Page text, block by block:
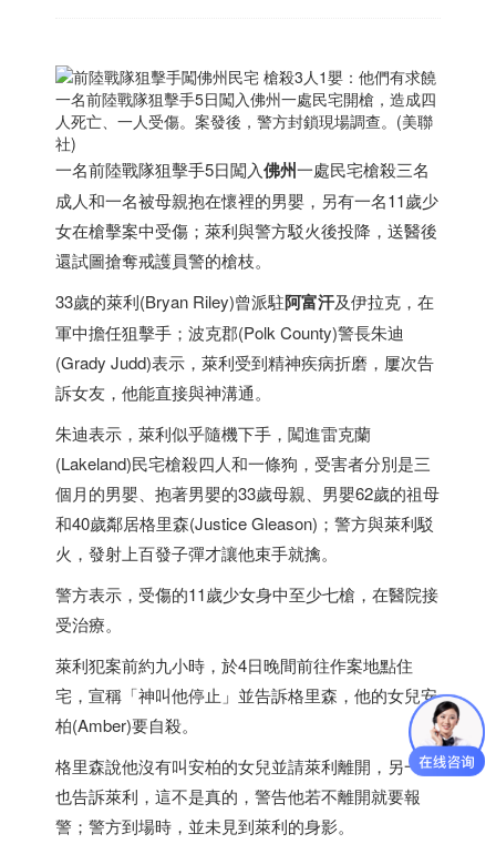
一名前陸戰隊狙擊手5日闖入佛州一處民宅開槍，造成四
人死亡、一人受傷。案發後，警方封鎖現場調查。(美聯
社)
一名前陸戰隊狙擊手5日闖入佛州一處民宅槍殺三名
成人和一名被母親抱在懷裡的男嬰，另有一名11歲少
女在槍擊案中受傷；萊利與警方駁火後投降，送醫後
還試圖搶奪戒護員警的槍枝。
33歲的萊利(Bryan Riley)曾派駐阿富汗及伊拉克，在
軍中擔任狙擊手；波克郡(Polk County)警長朱迪
(Grady Judd)表示，萊利受到精神疾病折磨，屢次告
訴女友，他能直接與神溝通。
朱迪表示，萊利似乎隨機下手，闖進雷克蘭
(Lakeland)民宅槍殺四人和一條狗，受害者分別是三
個月的男嬰、抱著男嬰的33歲母親、男嬰62歲的祖母
和40歲鄰居格里森(Justice Gleason)；警方與萊利駁
火，發射上百發子彈才讓他束手就擒。
警方表示，受傷的11歲少女身中至少七槍，在醫院接
受治療。
萊利犯案前約九小時，於4日晚間前往作案地點住
宅，宣稱「神叫他停止」並告訴格里森，他的女兒安
柏(Amber)要自殺。
格里森說他沒有叫安柏的女兒並請萊利離開，另一人
也告訴萊利，這不是真的，警告他若不離開就要報
警；警方到場時，並未見到萊利的身影。